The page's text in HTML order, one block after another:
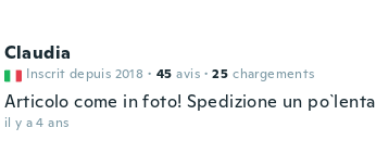
Claudia
Inscrit depuis 2018 · 45 avis · 25 chargements
Articolo come in foto! Spedizione un po`lenta
il y a 4 ans